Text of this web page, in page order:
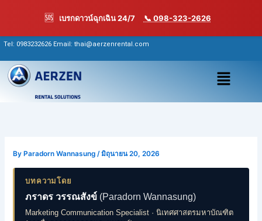
🆘 เบรกดาวน์ฉุกเฉิน 24/7 📞 098-323-2626
content
Tel: 0983232626 Email: thai@aerzenrental.com
เมนู
By Paradorn Wannasung/มิถุนายน 20, 2026
บทความโดย
ภราดร วรรณสังข์ (Paradorn Wannasung)
Marketing Communication Specialist · นิเทศศาสตรมหาบัณฑิต